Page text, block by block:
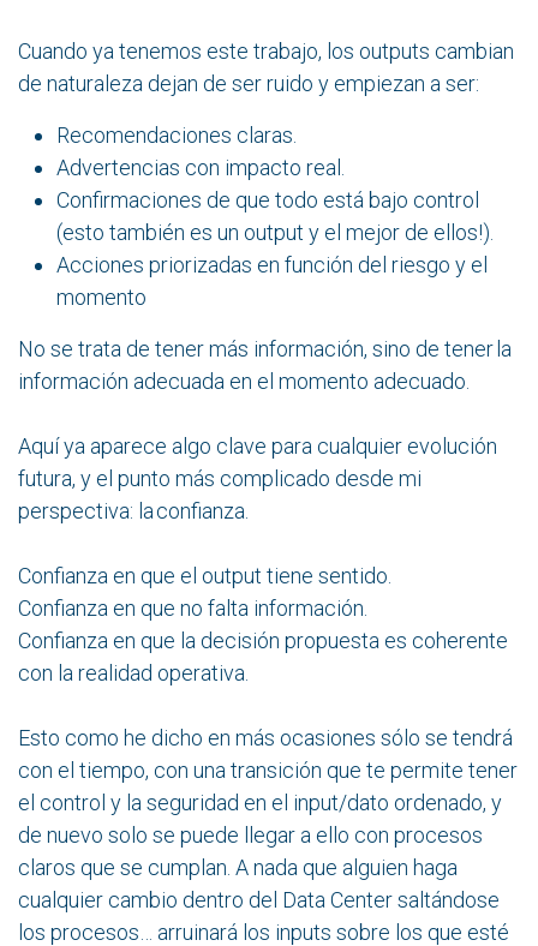
Cuando ya tenemos este trabajo, los outputs cambian
de naturaleza dejan de ser ruido y empiezan a ser:
Recomendaciones claras.
Advertencias con impacto real.
Confirmaciones de que todo está bajo control
(esto también es un output y el mejor de ellos!).
Acciones priorizadas en función del riesgo y el
momento
No se trata de tener más información, sino de tener la
información adecuada en el momento adecuado.
Aquí ya aparece algo clave para cualquier evolución
futura, y el punto más complicado desde mi
perspectiva: la confianza.
Confianza en que el output tiene sentido.
Confianza en que no falta información.
Confianza en que la decisión propuesta es coherente
con la realidad operativa.
Esto como he dicho en más ocasiones sólo se tendrá
con el tiempo, con una transición que te permite tener
el control y la seguridad en el input/dato ordenado, y
de nuevo solo se puede llegar a ello con procesos
claros que se cumplan. A nada que alguien haga
cualquier cambio dentro del Data Center saltándose
los procesos… arruinará los inputs sobre los que esté